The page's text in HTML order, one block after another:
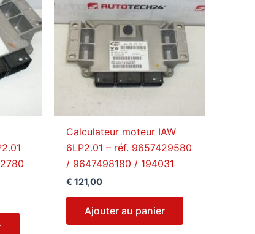
Calculateur moteur IAW
6LP2.01 – réf. 9657429580
/ 9647498180 / 194031
€ 121,00
Ajouter au panier